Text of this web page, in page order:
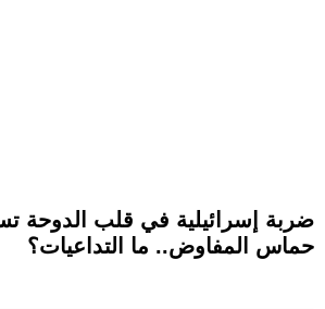
ضربة إسرائيلية في قلب الدوحة
حماس المفاوض.. ما التداعيات؟